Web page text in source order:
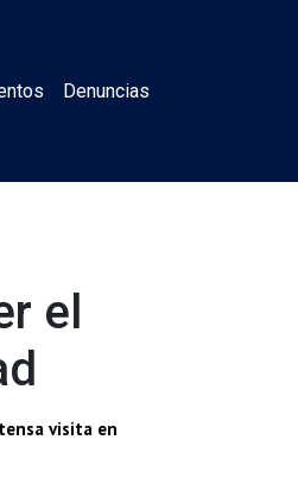
Denuncias
el
visita en